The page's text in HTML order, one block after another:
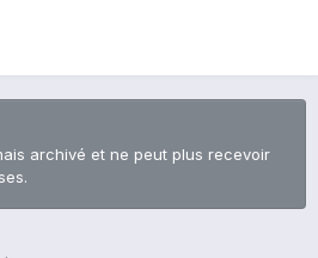
archivé et ne peut plus recevoir